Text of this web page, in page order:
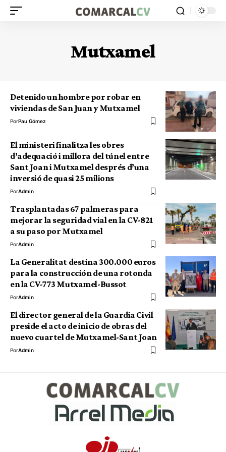
Mutxamel
Detenido un hombre por robar en
viviendas de San Juan y Mutxamel
PorPau Gómez
El ministeri finalitza les obres
d’adequació i millora del túnel entre
Sant Joan i Mutxamel després d’una
inversió de quasi 25 milions
PorAdmin
Trasplantadas 67 palmeras para
mejorar la seguridad vial en la CV-821
a su paso por Mutxamel
PorAdmin
La Generalitat destina 300.000 euros
para la construcción de una rotonda
en la CV-773 Mutxamel-Bussot
PorAdmin
El director general de la Guardia Civil
preside el acto de inicio de obras del
nuevo cuartel de Mutxamel-Sant Joan
PorAdmin